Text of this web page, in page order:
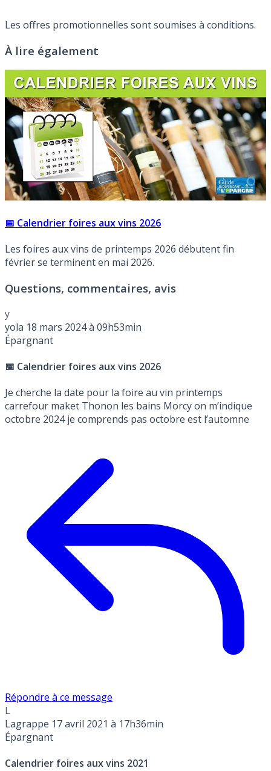
Les offres promotionnelles sont soumises à conditions.
À lire également
📅 Calendrier foires aux vins 2026
Les foires aux vins de printemps 2026 débutent fin
février se terminent en mai 2026.
Questions, commentaires, avis
y
yola 18 mars 2024 à 09h53min
Épargnant
📅 Calendrier foires aux vins 2026
Je cherche la date pour la foire au vin printemps
carrefour maket Thonon les bains Morcy on m’indique
octobre 2024 je comprends pas octobre est l’automne
Répondre à ce message
L
Lagrappe 17 avril 2021 à 17h36min
Épargnant
Calendrier foires aux vins 2021